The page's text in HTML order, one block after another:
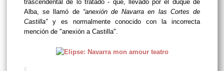
trascendental de lo tratado - que, llevado por el duque de
Alba, se llamó de “anexión de Navarra en las Cortes de
Castilla”y es normalmente conocido con la incorrecta
mención de "anexión a Castilla".